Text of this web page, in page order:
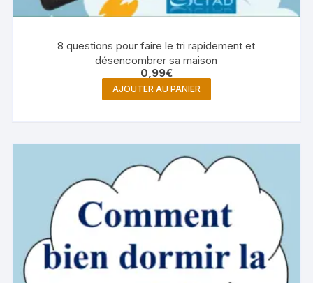
8 questions pour faire le tri rapidement et
désencombrer sa maison
0,99€
AJOUTER AU PANIER